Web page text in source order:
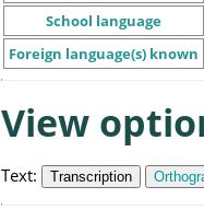
School language
Foreign language(s) known
View
Text: Transcription